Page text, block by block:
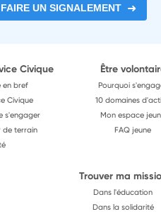
FAIRE UN SIGNALEMENT
Civique
en bref
Civique
s'engager
de terrain
Être
Pourquoi
10 domaines
Mon espace
FAQ jeune
Trouver ma
Dans l'éducation
Dans la solidarité